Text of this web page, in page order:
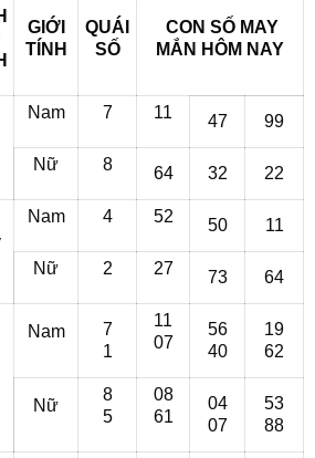
GIỚI
TÍNH
QUÁI
SỐ
CON SỐ MAY
MẮN HÔM NAY
Nam 7 11 47 99
Nữ 8 64 32 22
Nam 4 52 50 11
Nữ 2 27 73 64
Nam
7
1
11
07
56
40
19
62
Nữ
8
5
08
61
04
07
53
88